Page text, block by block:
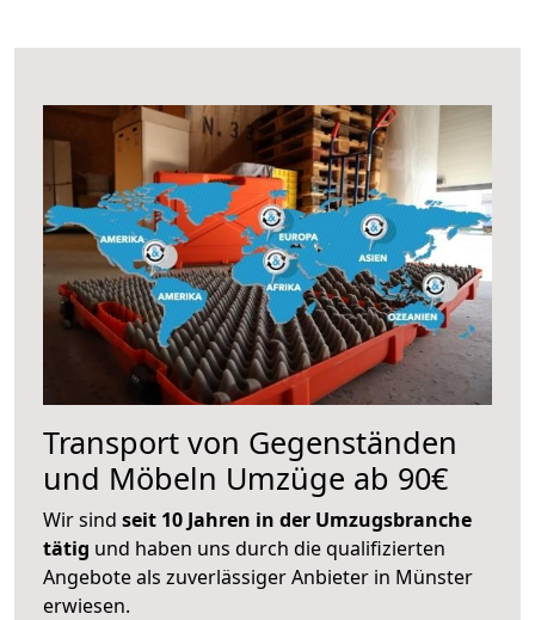
Transport von Gegenständen
und Möbeln Umzüge ab 90€
Wir sind seit 10 Jahren in der Umzugsbranche
tätig und haben uns durch die qualifizierten
Angebote als zuverlässiger Anbieter in Münster
erwiesen.